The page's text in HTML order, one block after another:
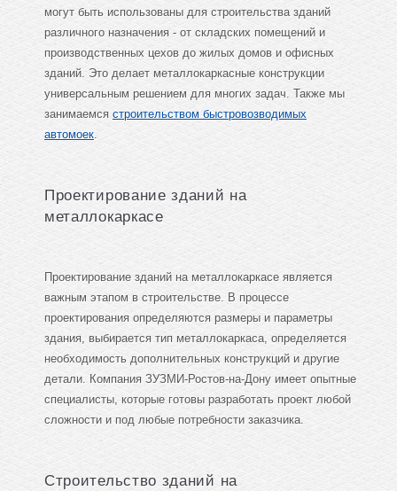
могут быть использованы для строительства зданий
различного назначения - от складских помещений и
производственных цехов до жилых домов и офисных
зданий. Это делает металлокаркасные конструкции
универсальным решением для многих задач. Также мы
занимаемся строительством быстровозводимых
автомоек.
Проектирование зданий на
металлокаркасе
Проектирование зданий на металлокаркасе является
важным этапом в строительстве. В процессе
проектирования определяются размеры и параметры
здания, выбирается тип металлокаркаса, определяется
необходимость дополнительных конструкций и другие
детали. Компания ЗУЗМИ-Ростов-на-Дону имеет опытные
специалисты, которые готовы разработать проект любой
сложности и под любые потребности заказчика.
Строительство зданий на